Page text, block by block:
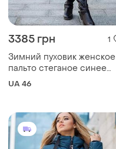
3385 грн 1
Зимний пуховик женское
пальто стеганое синее
тинсулейт цвет черный
UA 46